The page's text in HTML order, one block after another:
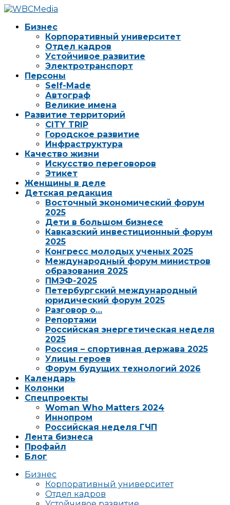
Бизнес
Корпоративный университет
Отдел кадров
Устойчивое развитие
Электротранспорт
Персоны
Self-Made
Автограф
Великие имена
Развитие территорий
CITY TRIP
Городское развитие
Инфраструктура
Качество жизни
Искусство переговоров
Этикет
Женщины в деле
Детская редакция
Восточный экономический форум
2025
Дети в большом бизнесе
Кавказский инвестиционный форум
2025
Конгресс молодых ученых 2025
Международный форум министров
образования 2025
ПМЭФ-2025
Петербургский международный
юридический форум 2025
Разговор о…
Репортажи
Российская энергетическая неделя
2025
Россия – спортивная держава 2025
Улицы героев
Форум будущих технологий 2026
Календарь
Колонки
Спецпроекты
Woman Who Matters 2024
Иннопром
Российская неделя ГЧП
Лента бизнеса
Профайл
Блог
Бизнес
Корпоративный университет
Отдел кадров